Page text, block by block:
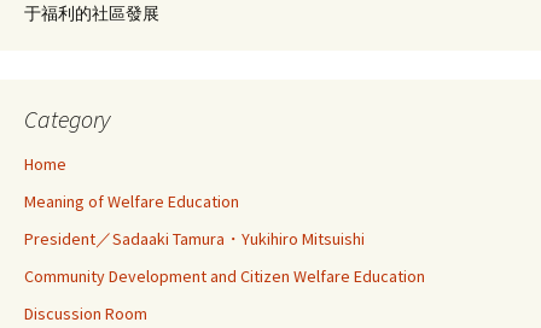
于福利的社區發展
Category
Home
Meaning of Welfare Education
President／Sadaaki Tamura・Yukihiro Mitsuishi
Community Development and Citizen Welfare Education
Discussion Room